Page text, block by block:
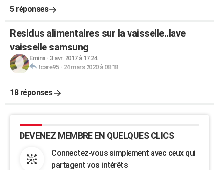
5 réponses
Residus alimentaires sur la vaisselle..lave
vaisselle samsung
Emina- 3 avr. 2017 à 17:24
Icare95- 24 mars 2020 à 08:18
18 réponses
DEVENEZ MEMBRE EN QUELQUES CLICS
Connectez-vous simplement avec ceux qui
partagent vos intérêts